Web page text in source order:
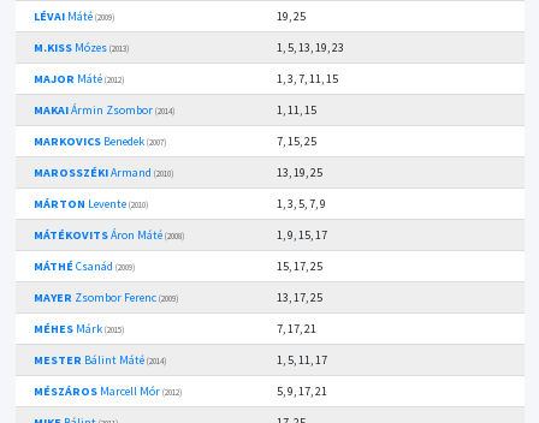
LÉVAIMáté (2009)
19, 25
M.KISSMózes (2013)
1, 5, 13, 19, 23
MAJOR Máté (2012)
1, 3, 7, 11, 15
MAKAIÁrmin Zsombor (2014)
1, 11, 15
MARKOVICSBenedek (2007)
7, 15, 25
MAROSSZÉKIArmand (2010)
13, 19, 25
MÁRTON Levente (2010)
1, 3, 5, 7, 9
MÁTÉKOVITSÁron Máté (2008)
1, 9, 15, 17
MÁTHÉCsanád (2009)
15, 17, 25
MAYER Zsombor Ferenc (2009)
13, 17, 25
MÉHESMárk (2015)
7, 17, 21
MESTER Bálint Máté (2014)
1, 5, 11, 17
MÉSZÁROSMarcell Mór (2012)
5, 9, 17, 21